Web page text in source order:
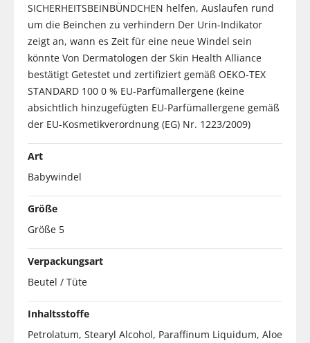
SICHERHEITSBEINBÜNDCHEN helfen, Auslaufen rund
um die Beinchen zu verhindern Der Urin-Indikator
zeigt an, wann es Zeit für eine neue Windel sein
könnte Von Dermatologen der Skin Health Alliance
bestätigt Getestet und zertifiziert gemäß OEKO-TEX
STANDARD 100 0 % EU-Parfümallergene (keine
absichtlich hinzugefügten EU-Parfümallergene gemäß
der EU-Kosmetikverordnung (EG) Nr. 1223/2009)
Art
Babywindel
Größe
Größe 5
Verpackungsart
Beutel / Tüte
Inhaltsstoffe
Petrolatum, Stearyl Alcohol, Paraffinum Liquidum, Aloe